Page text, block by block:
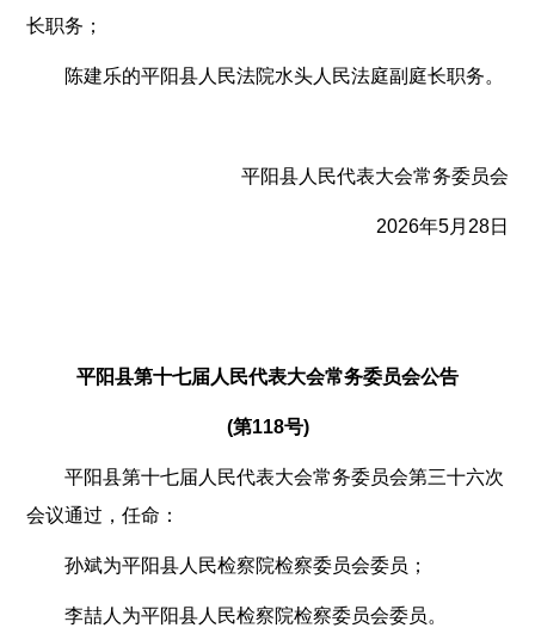
长职务；
陈建乐的平阳县人民法院水头人民法庭副庭长职务。
平阳县人民代表大会常务委员会
2026年5月28日
平阳县第十七届人民代表大会常务委员会公告
(第118号)
平阳县第十七届人民代表大会常务委员会第三十六次
会议通过，任命：
孙斌为平阳县人民检察院检察委员会委员；
李喆人为平阳县人民检察院检察委员会委员。